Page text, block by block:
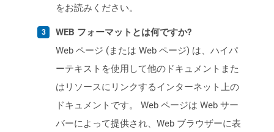
をお読みください。
WEB フォーマットとは何ですか?
Web ページ (または Web ページ) は、ハイパ
ーテキストを使用して他のドキュメントまた
はリソースにリンクするインターネット上の
ドキュメントです。 Web ページは Web サー
バーによって提供され、Web ブラウザーに表